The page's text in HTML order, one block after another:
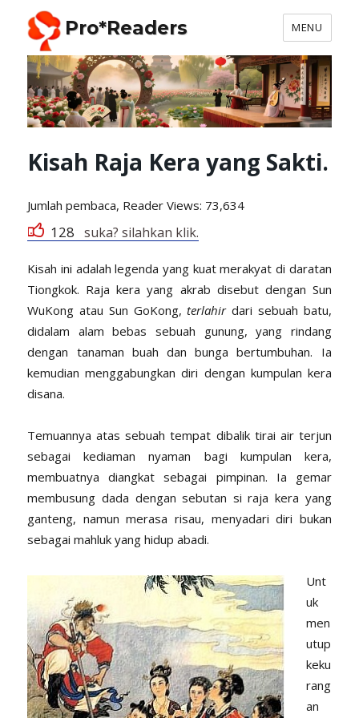
Pro*Readers MENU
Kisah Raja Kera yang Sakti.
Jumlah pembaca, ReaderViews: 73,634
128 suka? silahkan klik.
Kisah ini adalah legenda yang kuat merakyat di daratan
Tiongkok. Raja kera yang akrab disebut dengan Sun
WuKong atau Sun GoKong,terlahirdari sebuah batu,
didalam alam bebas sebuah gunung, yang rindang
dengan tanaman buah dan bunga bertumbuhan. Ia
kemudian menggabungkan diri dengan kumpulan kera
disana.
Temuannya atas sebuah tempat dibalik tirai air terjun
sebagai kediaman nyaman bagi kumpulan kera,
membuatnya diangkat sebagai pimpinan. Ia gemar
membusung dada dengan sebutan si raja kera yang
ganteng, namun merasa risau, menyadari diri bukan
sebagai mahluk yang hidup abadi.
Unt
uk
men
utup
keku
rang
an